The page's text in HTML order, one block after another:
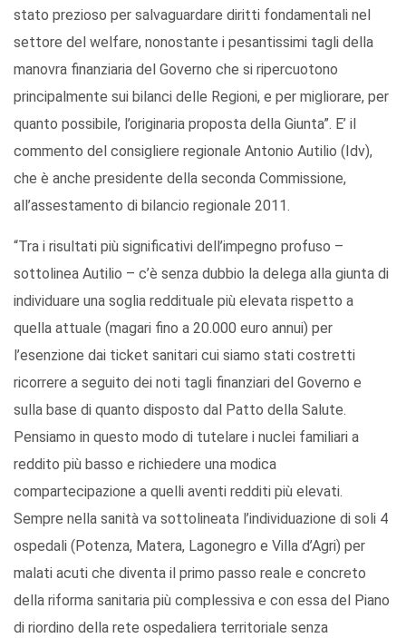
stato prezioso per salvaguardare diritti fondamentali nel
settore del welfare, nonostante i pesantissimi tagli della
manovra finanziaria del Governo che si ripercuotono
principalmente sui bilanci delle Regioni, e per migliorare, per
quanto possibile, l’originaria proposta della Giunta”. E’ il
commento del consigliere regionale Antonio Autilio (Idv),
che è anche presidente della seconda Commissione,
all’assestamento di bilancio regionale 2011.
“Tra i risultati più significativi dell’impegno profuso –
sottolinea Autilio – c’è senza dubbio la delega alla giunta di
individuare una soglia reddituale più elevata rispetto a
quella attuale (magari fino a 20.000 euro annui) per
l’esenzione dai ticket sanitari cui siamo stati costretti
ricorrere a seguito dei noti tagli finanziari del Governo e
sulla base di quanto disposto dal Patto della Salute.
Pensiamo in questo modo di tutelare i nuclei familiari a
reddito più basso e richiedere una modica
compartecipazione a quelli aventi redditi più elevati.
Sempre nella sanità va sottolineata l’individuazione di soli 4
ospedali (Potenza, Matera, Lagonegro e Villa d’Agri) per
malati acuti che diventa il primo passo reale e concreto
della riforma sanitaria più complessiva e con essa del Piano
di riordino della rete ospedaliera territoriale senza